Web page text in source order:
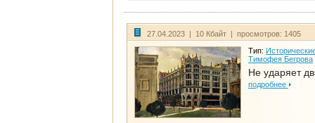
27.04.2023 | 10 Кбайт | просмотров: 1405
Тип:
Тимофея Бегрова
Не ударяет
подробнее